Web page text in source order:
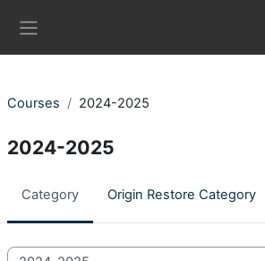
Courses 2024-2025
2024-2025
Category Origin Restore Category